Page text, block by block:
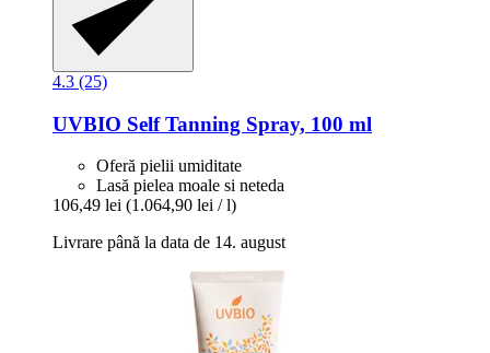
4.3 (25)
UVBIO Self Tanning Spray, 100 ml
Oferă pielii umiditate
Lasă pielea moale si neteda
106,49 lei (1.064,90 lei / l)
Livrare până la data de 14. august